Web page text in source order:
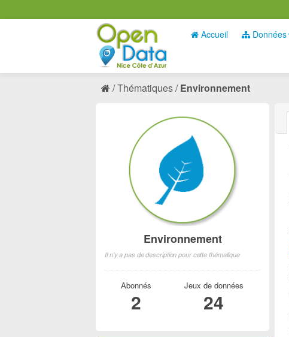
Accueil Données
Thématiques Environnement
Environnement
Il n'y a pas de description pour cette thématique
Abonnés
2
Jeux de données
24